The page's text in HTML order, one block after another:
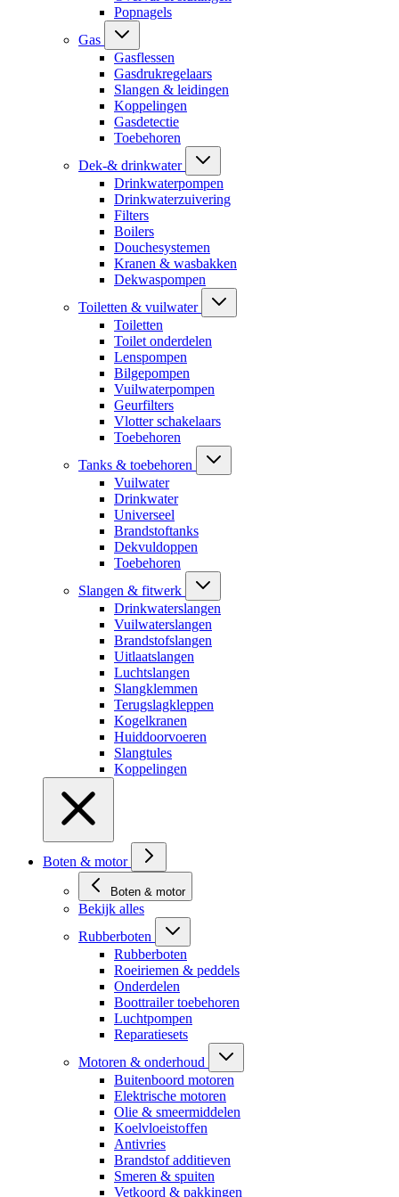
Popnagels
Gas
Gasflessen
Gasdrukregelaars
Slangen & leidingen
Koppelingen
Gasdetectie
Toebehoren
Dek-& drinkwater
Drinkwaterpompen
Drinkwaterzuivering
Filters
Boilers
Douchesystemen
Kranen & wasbakken
Dekwaspompen
Toiletten & vuilwater
Toiletten
Toilet onderdelen
Lenspompen
Bilgepompen
Vuilwaterpompen
Geurfilters
Vlotter schakelaars
Toebehoren
Tanks & toebehoren
Vuilwater
Drinkwater
Universeel
Brandstoftanks
Dekvuldoppen
Toebehoren
Slangen & fitwerk
Drinkwaterslangen
Vuilwaterslangen
Brandstofslangen
Uitlaatslangen
Luchtslangen
Slangklemmen
Terugslagkleppen
Kogelkranen
Huiddoorvoeren
Slangtules
Koppelingen
Boten & motor
Boten & motor
Bekijk alles
Rubberboten
Rubberboten
Roeiriemen & peddels
Onderdelen
Boottrailer toebehoren
Luchtpompen
Reparatiesets
Motoren & onderhoud
Buitenboord motoren
Elektrische motoren
Olie & smeermiddelen
Koelvloeistoffen
Antivries
Brandstof additieven
Smeren & spuiten
Vetkoord & pakkingen